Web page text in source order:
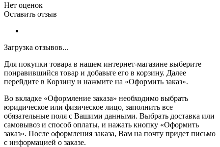
Нет оценок
Оставить отзыв
Загрузка отзывов...
Для покупки товара в нашем интернет-магазине выберите
понравившийся товар и добавьте его в корзину. Далее
перейдите в Корзину и нажмите на «Оформить заказ».
Во вкладке «Оформление заказа» необходимо выбрать
юридическое или физическое лицо, заполнить все
обязательные поля с Вашими данными. Выбрать доставка или
самовывоз и способ оплаты, и нажать кнопку «Оформить
заказ». После оформления заказа, Вам на почту придет письмо
с информацией о заказе.